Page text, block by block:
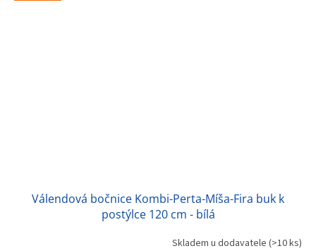
Válendová bočnice Kombi-Perta-Míša-Fira buk k
postýlce 120 cm - bílá
Skladem u dodavatele (>10 ks)